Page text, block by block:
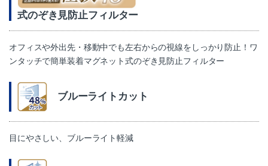
式のぞき見防止フィルター
オフィスや外出先・移動中でも左右からの視線をしっかり防止！ワ
ンタッチで簡単装着マグネット式のぞき見防止フィルター
ブルーライトカット
目にやさしい、ブルーライト軽減